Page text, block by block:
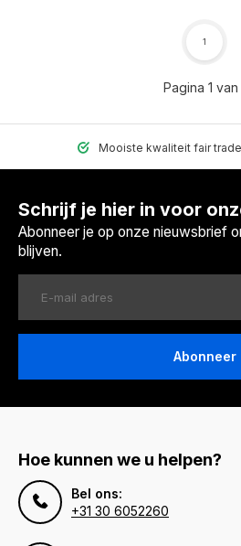
Pagina 1 van
1
Mooiste kwaliteit fair
Schrijf je hier in voor
Abonneer je op onze nieuwsbrief
blijven.
Abonneer
Hoe kunnen we u helpen?
Bel ons:
+31 30 6052260